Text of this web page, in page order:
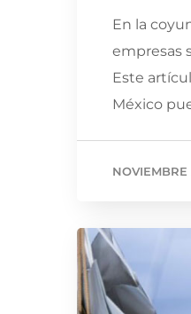
En la
empresas
Este
México